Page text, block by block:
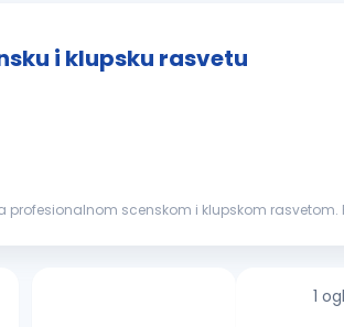
i klupsku rasvetu
profesionalnom scenskom i klupskom
1